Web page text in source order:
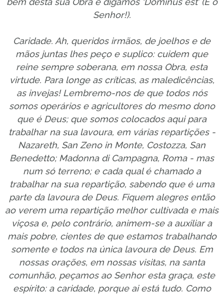
Senhor!).
Caridade. Ah, queridos irmãos, de joelhos e de
mãos juntas lhes peço e suplico: cuidem que
reine sempre soberana, em nossa Obra, esta
virtude. Para longe as críticas, as maledicências,
as invejas! Lembremo-nos de que todos nós
somos operários e agricultores do mesmo dono
que é Deus; que somos colocados aqui para
trabalhar na sua lavoura, em várias repartições -
Nazareth, San Zeno in Monte, Costozza, San
Benedetto; Madonna di Campagna, Roma - mas
num só terreno; e cada qual é chamado a
trabalhar na sua repartição, sabendo que é uma
parte da lavoura de Deus. Fiquem alegres então
ao verem uma repartição melhor cultivada e mais
viçosa e, pelo contrário, animem-se a auxiliar a
mais pobre, cientes de que estamos trabalhando
somente e todos na única lavoura de Deus. Em
nossas orações, em nossas visitas, na santa
comunhão, peçamos ao Senhor esta graça, este
espírito: a caridade, porque ai está tudo. Como